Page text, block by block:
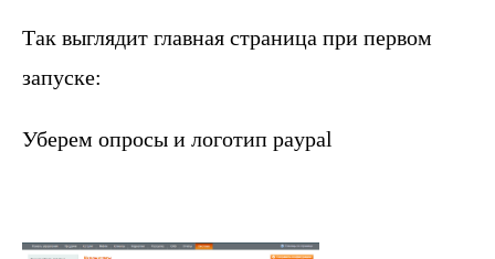
Так выглядит главная страница при первом
запуске:
Уберем опросы и логотип paypal